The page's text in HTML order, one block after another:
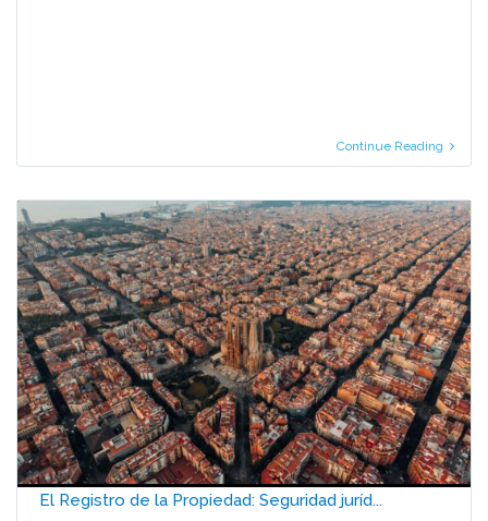
Continue Reading
El Registro de la Propiedad: Seguridad juríd...